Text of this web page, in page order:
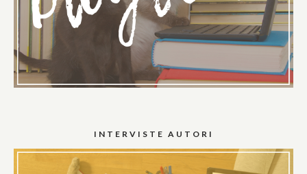
INTERVISTE AUTORI